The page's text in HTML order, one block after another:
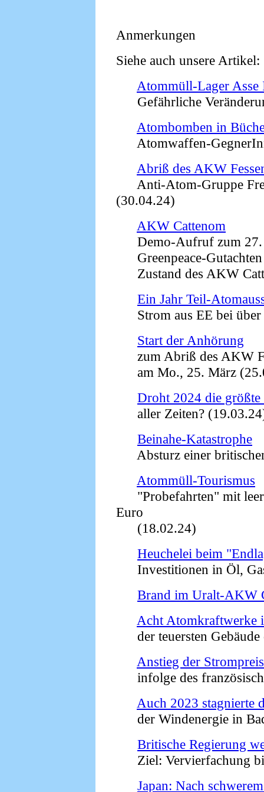
Anmerkungen
Siehe auch unsere Artikel:
Atommüll-Lager Asse
Gefährliche
Atombomben in
Atomwaffen-
Abriß des AKW
Anti-Atom-Gruppe
(30.04.24)
AKW Cattenom
Demo-Aufruf zum
Greenpeace-Gutachten
Zustand des AKW
Ein Jahr Teil-
Strom aus EE bei über
Start der Anhörung
zum Abriß des AKW
am Mo., 25. März
Droht 2024 die
aller Zeiten?
Beinahe-Katastrophe
Absturz einer
Atommüll-Tourismus
"Probefahrten" mit
Euro
(18.02.24)
Heuchelei beim
Investitionen in Öl,
Brand im Uralt-AKW
Acht Atomkraftwerke
der teuersten Gebäude
Anstieg der
infolge des
Auch 2023 stagnierte
der Windenergie in
Britische Regierung
Ziel: Vervierfachung
Japan: Nach